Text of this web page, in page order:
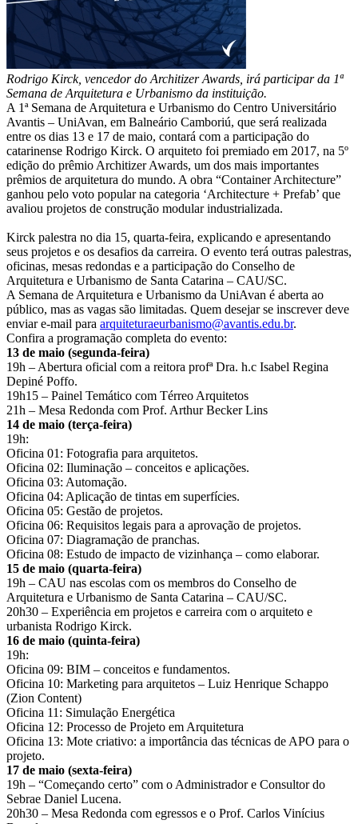
Rodrigo Kirck, vencedor do Architizer Awards, irá participar da 1ª
Semana de Arquitetura e Urbanismo da instituição.
A 1ª Semana de Arquitetura e Urbanismo do Centro Universitário
Avantis – UniAvan, em Balneário Camboriú, que será realizada
entre os dias 13 e 17 de maio, contará com a participação do
catarinense Rodrigo Kirck. O arquiteto foi premiado em 2017, na 5º
edição do prêmio Architizer Awards, um dos mais importantes
prêmios de arquitetura do mundo. A obra “Container Architecture”
ganhou pelo voto popular na categoria ‘Architecture + Prefab’ que
avaliou projetos de construção modular industrializada.
Kirck palestra no dia 15, quarta-feira, explicando e apresentando
seus projetos e os desafios da carreira. O evento terá outras palestras,
oficinas, mesas redondas e a participação do Conselho de
Arquitetura e Urbanismo de Santa Catarina – CAU/SC.
A Semana de Arquitetura e Urbanismo da UniAvan é aberta ao
público, mas as vagas são limitadas. Quem desejar se inscrever deve
enviar e-mail para arquiteturaeurbanismo@avantis.edu.br.
Confira a programação completa do evento:
13 de maio (segunda-feira)
19h – Abertura oficial com a reitora profª Dra. h.c Isabel Regina
Depiné Poffo.
19h15 – Painel Temático com Térreo Arquitetos
21h – Mesa Redonda com Prof. Arthur Becker Lins
14 de maio (terça-feira)
19h:
Oficina 01: Fotografia para arquitetos.
Oficina 02: Iluminação – conceitos e aplicações.
Oficina 03: Automação.
Oficina 04: Aplicação de tintas em superfícies.
Oficina 05: Gestão de projetos.
Oficina 06: Requisitos legais para a aprovação de projetos.
Oficina 07: Diagramação de pranchas.
Oficina 08: Estudo de impacto de vizinhança – como elaborar.
15 de maio (quarta-feira)
19h – CAU nas escolas com os membros do Conselho de
Arquitetura e Urbanismo de Santa Catarina – CAU/SC.
20h30 – Experiência em projetos e carreira com o arquiteto e
urbanista Rodrigo Kirck.
16 de maio (quinta-feira)
19h:
Oficina 09: BIM – conceitos e fundamentos.
Oficina 10: Marketing para arquitetos – Luiz Henrique Schappo
(Zion Content)
Oficina 11: Simulação Energética
Oficina 12: Processo de Projeto em Arquitetura
Oficina 13: Mote criativo: a importância das técnicas de APO para o
projeto.
17 de maio (sexta-feira)
19h – “Começando certo” com o Administrador e Consultor do
Sebrae Daniel Lucena.
20h30 – Mesa Redonda com egressos e o Prof. Carlos Vinícius